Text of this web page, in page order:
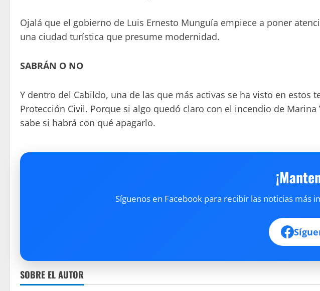
Ojalá que el gobierno de Luis Ernesto Munguía empiece a poner
una ciudad turística que presume modernidad.
SABRÁN O NO
Y dentro del Cabildo, una de las que más activas se ha visto en
Protección Civil. Porque si algo quedó claro con el incendio de
sabe si habrá con qué apagarlo.
Síguenos en Facebook para recibir las noticias más
SOBRE EL AUTOR